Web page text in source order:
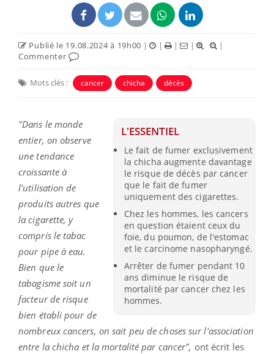
Publié le 19.08.2024 à 19h00 | | | |
|
Commenter
Mots clés : cancer chicha décès
L'ESSENTIEL
Le fait de fumer exclusivement
la chicha augmente davantage
le risque de décès par cancer
que le fait de fumer
uniquement des cigarettes.
Chez les hommes, les cancers
en question étaient ceux du
foie, du poumon, de l'estomac
et le carcinome nasopharyngé.
Arrêter de fumer pendant 10
ans diminue le risque de
mortalité par cancer chez les
hommes.
"Dans le monde
entier, on observe
une tendance
croissante à
l'utilisation de
produits autres que
la cigarette, y
compris le tabac
pour pipe à eau.
Bien que le
tabagisme soit un
facteur de risque
bien établi pour de
nombreux cancers, on sait peu de choses sur l'association
entre la chicha et la mortalité par cancer", ont écrit les